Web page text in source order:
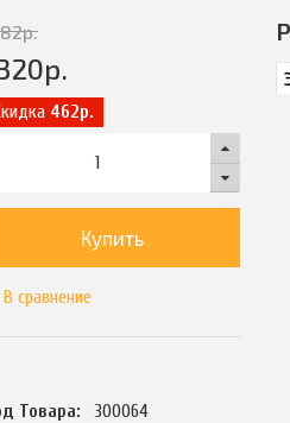
р.
р.
462р.
Купить
В сравнение
Товара:
300064